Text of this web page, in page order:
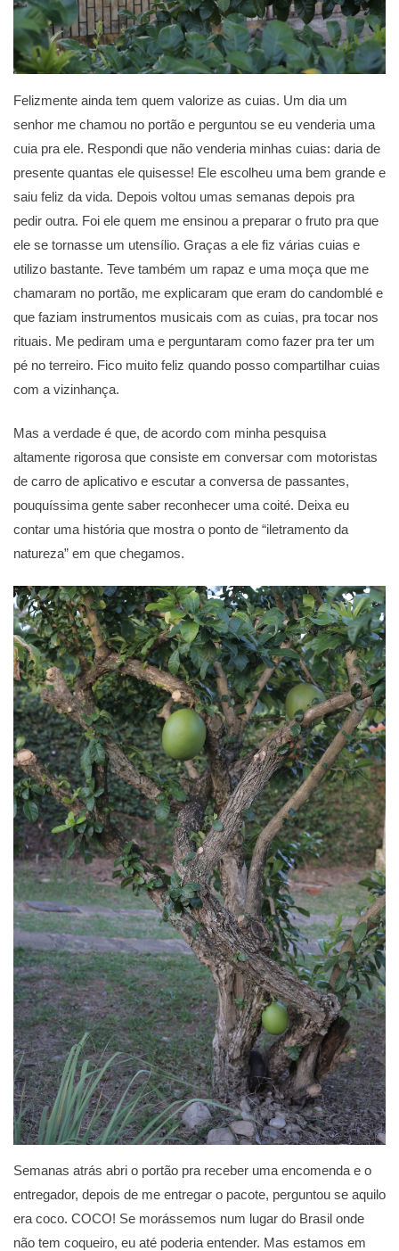
Felizmente ainda tem quem valorize as cuias. Um dia um
senhor me chamou no portão e perguntou se eu venderia uma
cuia pra ele. Respondi que não venderia minhas cuias: daria de
presente quantas ele quisesse! Ele escolheu uma bem grande e
saiu feliz da vida. Depois voltou umas semanas depois pra
pedir outra. Foi ele quem me ensinou a preparar o fruto pra que
ele se tornasse um utensílio. Graças a ele fiz várias cuias e
utilizo bastante. Teve também um rapaz e uma moça que me
chamaram no portão, me explicaram que eram do candomblé e
que faziam instrumentos musicais com as cuias, pra tocar nos
rituais. Me pediram uma e perguntaram como fazer pra ter um
pé no terreiro. Fico muito feliz quando posso compartilhar cuias
com a vizinhança.
Mas a verdade é que, de acordo com minha pesquisa
altamente rigorosa que consiste em conversar com motoristas
de carro de aplicativo e escutar a conversa de passantes,
pouquíssima gente saber reconhecer uma coité. Deixa eu
contar uma história que mostra o ponto de “iletramento da
natureza” em que chegamos.
Semanas atrás abri o portão pra receber uma encomenda e o
entregador, depois de me entregar o pacote, perguntou se aquilo
era coco. COCO! Se morássemos num lugar do Brasil onde
não tem coqueiro, eu até poderia entender. Mas estamos em